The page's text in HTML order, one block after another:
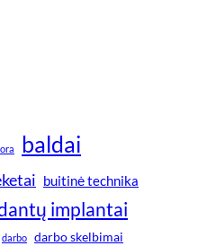
baldai
buitinė technika
implantai
darbo darbo skelbimai